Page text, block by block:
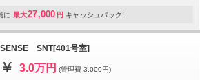
に 最大27,000 円 キャッシュバック!
SENSE SNT[401号室]
3.0万円 (管理費 3,000円)